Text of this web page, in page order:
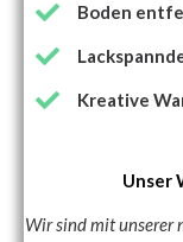
Boden
Kreative
Unser
Wir sind mit unserer